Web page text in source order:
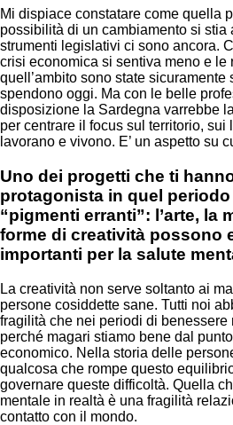
Mi dispiace constatare come quella
possibilità di un cambiamento si stia
strumenti legislativi ci sono ancora.
crisi economica si sentiva meno e le
quell’ambito sono state
spendono oggi. Ma con le belle
disposizione la Sardegna varrebbe
per centrare il focus sul territorio,
lavorano e vivono. E’ un aspetto su
Uno dei progetti che ti
protagonista in quel
“pigmenti erranti”: l’arte, la
forme di creatività possono
importanti per la salute
La creatività non serve soltanto ai
persone cosiddette sane. Tutti noi
fragilità che nei periodi di benessere
perché magari stiamo bene dal
economico. Nella storia delle
qualcosa che rompe questo
governare queste difficoltà. Quella
mentale in realtà è una fragilità
contatto con il mondo.